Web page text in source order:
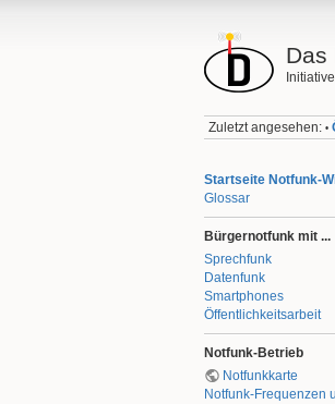
Das
Zuletzt angesehen: •
Startseite Notfunk-
Glossar
Bürgernotfunk mit ...
Sprechfunk
Datenfunk
Smartphones
Öffentlichkeitsarbeit
Notfunk-Betrieb
Notfunkkarte
Notfunk-Frequenzen